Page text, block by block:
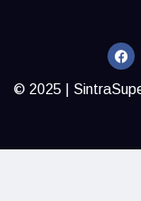
© 2025 |